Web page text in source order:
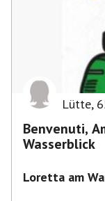
Lütte,
Benvenuti, Amici
Wasserblick
Loretta am